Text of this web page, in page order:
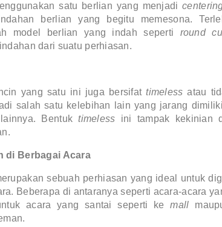
satu berlian yang menjadi
berlian yang begitu memesona.
model berlian yang indah seperti round
dari suatu perhiasan.
yang satu ini juga bersifat timeless atau
salah satu kelebihan lain yang jarang
Bentuk timeless ini tampak kekinian
di Berbagai Acara
sebuah perhiasan yang ideal untuk
Beberapa di antaranya seperti acara-acara
acara yang santai seperti ke mall